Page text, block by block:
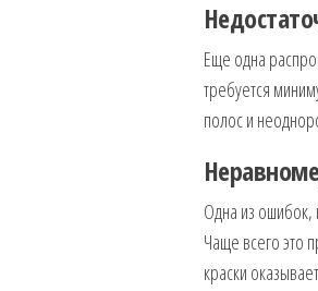
Еще одна
требуется
полос и
Одна из
Чаще всего это
краски